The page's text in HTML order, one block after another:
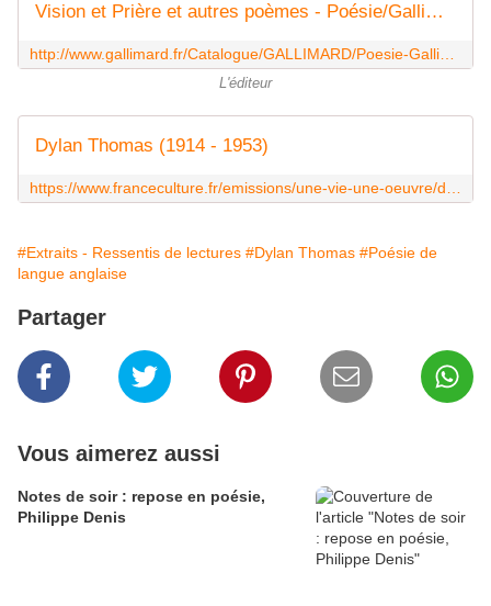
Vision et Prière et autres poèmes - Poésie/Gallimard - GALLIMARD - Site Gallimard
L'éditeur
Dylan Thomas (1914 - 1953)
#Extraits - Ressentis de lectures #Dylan Thomas #Poésie de
langue anglaise
Partager
Vous aimerez aussi
Notes de soir : repose en poésie,
Philippe Denis